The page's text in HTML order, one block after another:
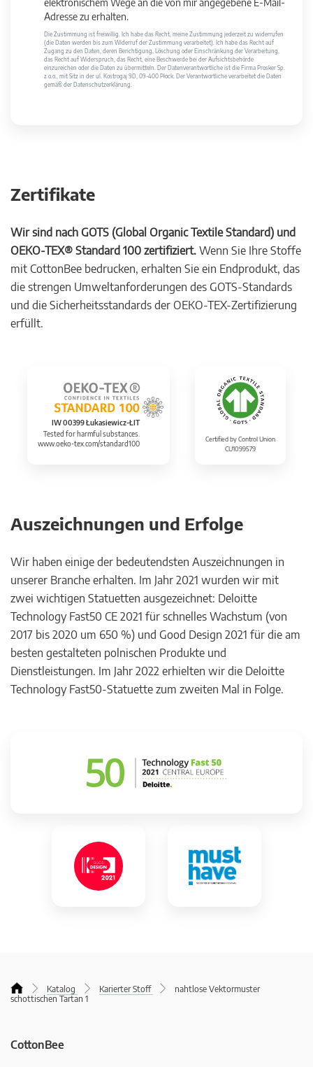
elektronischem Wege an die von mir angegebene E-Mail-
Adresse zu erhalten.
Die Zustimmung ist freiwillig. Ich habe das Recht, meine Zustimmung jederzeit zu widerrufen
(die Daten werden bis zum Widerruf der Zustimmung verarbeitet). Ich habe das Recht auf
Zugang zu den Daten, deren Berichtigung, Löschung oder Einschränkung der Verarbeitung,
das Recht auf Widerspruch, das Recht, eine Beschwerde bei der Aufsichtsbehörde
einzureichen oder die Daten zu übermitteln. Der Datenverantwortliche ist die Firma Prosker Sp.
z o.o., mit Sitz in der ul. Kostrogaj 9D, 09-400 Płock. Der Verantwortliche verarbeitet die Daten
gemäß der Datenschutzerklärung.
Zertifikate
Wir sind nach GOTS (Global Organic Textile Standard) und
OEKO-TEX® Standard 100 zertifiziert. Wenn Sie Ihre Stoffe
mit CottonBee bedrucken, erhalten Sie ein Endprodukt, das
die strengen Umweltanforderungen des GOTS-Standards
und die Sicherheitsstandards der OEKO-TEX-Zertifizierung
erfüllt.
IW 00399 Łukasiewicz-ŁIT
Tested for harmful substances.
www.oeko-tex.com/standard100
Certified by Control Union
CU1099579
Auszeichnungen und Erfolge
Wir haben einige der bedeutendsten Auszeichnungen in
unserer Branche erhalten. Im Jahr 2021 wurden wir mit
zwei wichtigen Statuetten ausgezeichnet: Deloitte
Technology Fast50 CE 2021 für schnelles Wachstum (von
2017 bis 2020 um 650 %) und Good Design 2021 für die am
besten gestalteten polnischen Produkte und
Dienstleistungen. Im Jahr 2022 erhielten wir die Deloitte
Technology Fast50-Statuette zum zweiten Mal in Folge.
Katalog Karierter Stoff
nahtlose Vektormuster
schottischen Tartan 1
CottonBee